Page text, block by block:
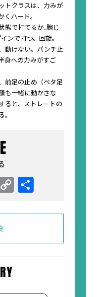
トクラスは、力みが
ハード。
態で打てるか..腕じ
ンで打つ。回旋。
動けない。パンチ止
身への力みがすご
前足の止め（ベタ足
も一緒に動かさな
ると、ストレートの